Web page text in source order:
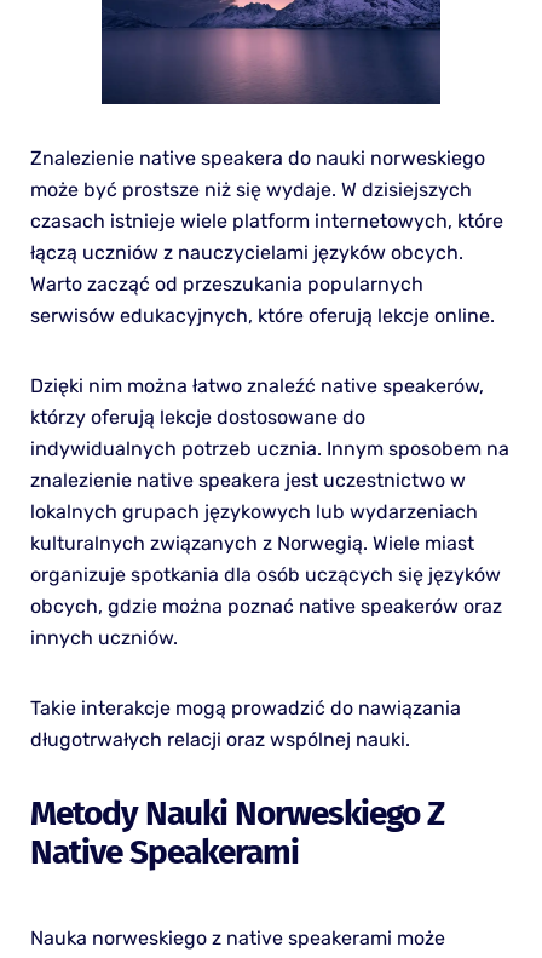
Znalezienie native speakera do nauki norweskiego
może być prostsze niż się wydaje. W dzisiejszych
czasach istnieje wiele platform internetowych, które
łączą uczniów z nauczycielami języków obcych.
Warto zacząć od przeszukania popularnych
serwisów edukacyjnych, które oferują lekcje online.
Dzięki nim można łatwo znaleźć native speakerów,
którzy oferują lekcje dostosowane do
indywidualnych potrzeb ucznia. Innym sposobem na
znalezienie native speakera jest uczestnictwo w
lokalnych grupach językowych lub wydarzeniach
kulturalnych związanych z Norwegią. Wiele miast
organizuje spotkania dla osób uczących się języków
obcych, gdzie można poznać native speakerów oraz
innych uczniów.
Takie interakcje mogą prowadzić do nawiązania
długotrwałych relacji oraz wspólnej nauki.
Metody Nauki Norweskiego Z
Native Speakerami
Nauka norweskiego z native speakerami może